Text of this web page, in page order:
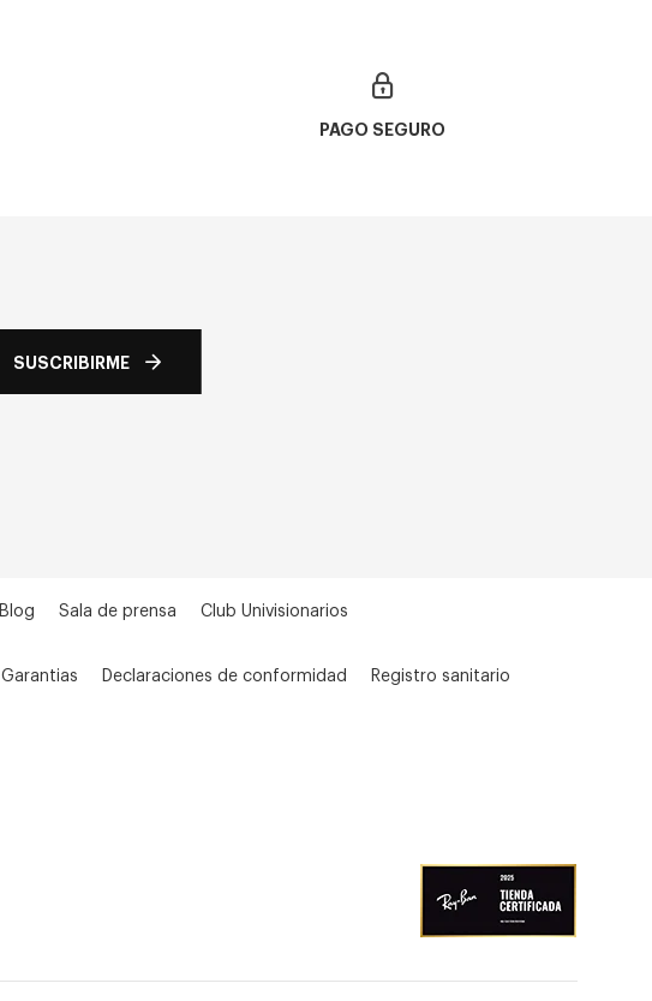
PAGO SEGURO
SUSCRIBIRME
Blog Sala de prensa Club Univisionarios
Garantias Declaraciones de conformidad Registro sanitario